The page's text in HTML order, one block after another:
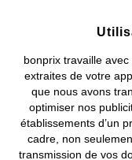
bonprix travaille
extraites de votre
que nous avons
optimiser nos
établissements d’un
cadre, non
transmission de vos